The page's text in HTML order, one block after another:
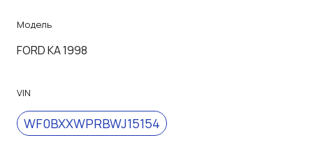
Модель
FORD KA 1998
VIN
WF0BXXWPRBWJ15154